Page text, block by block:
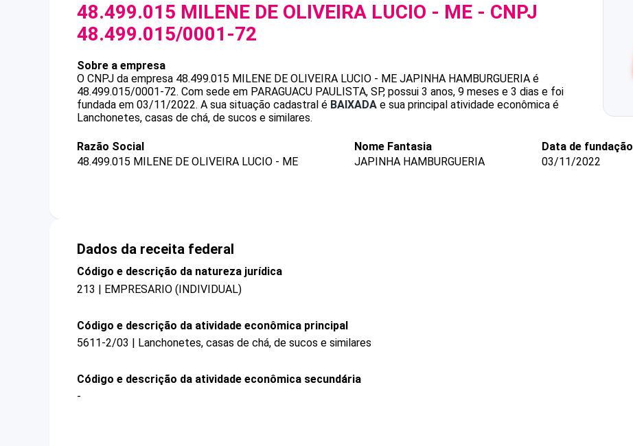
48.499.015 MILENE DE OLIVEIRA LUCIO - ME - CNPJ
48.499.015/0001-72
Sobre a empresa
O CNPJ da empresa 48.499.015 MILENE DE OLIVEIRA LUCIO - ME JAPINHA HAMBURGUERIA é
48.499.015/0001-72. Com sede em PARAGUACU PAULISTA, SP, possui 3 anos, 9 meses e 3 dias e foi
fundada em 03/11/2022. A sua situação cadastral é BAIXADA e sua principal atividade econômica é
Lanchonetes, casas de chá, de sucos e similares.
Razão Social
48.499.015 MILENE DE OLIVEIRA LUCIO - ME
Nome Fantasia
JAPINHA HAMBURGUERIA
Data de fundação
03/11/2022
Dados da receita federal
Código e descrição da natureza jurídica
213 | EMPRESARIO (INDIVIDUAL)
Código e descrição da atividade econômica principal
5611-2/03 | Lanchonetes, casas de chá, de sucos e similares
Código e descrição da atividade econômica secundária
-